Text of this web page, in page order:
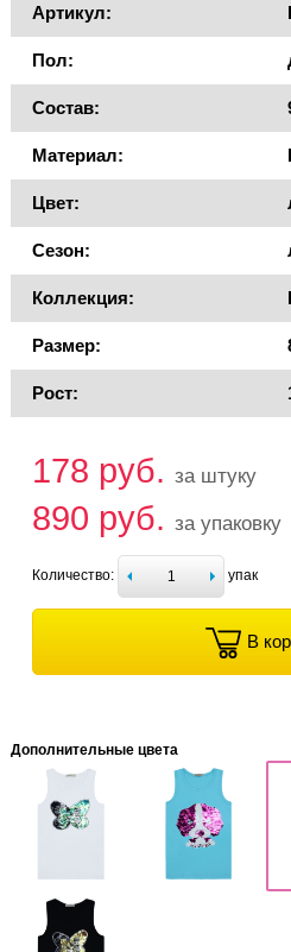
Артикул:
Пол:
Состав:
Материал:
Цвет:
Сезон:
Коллекция:
Размер:
Рост:
178 руб. за штуку
890 руб. за упаковку
Количество: упак
В
Дополнительные цвета